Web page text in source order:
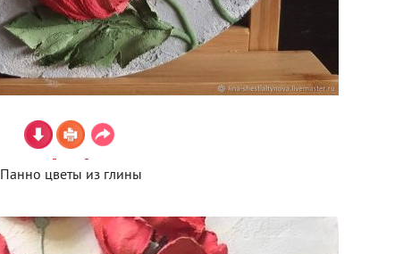
Панно цветы из глины